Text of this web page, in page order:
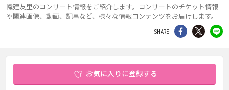
幟建友里のコンサート情報をご紹介します。コンサートのチケット情報
や関連画像、動画、記事など、様々な情報コンテンツをお届けします。
SHARE シェア Twitter
お気に入りに登録する